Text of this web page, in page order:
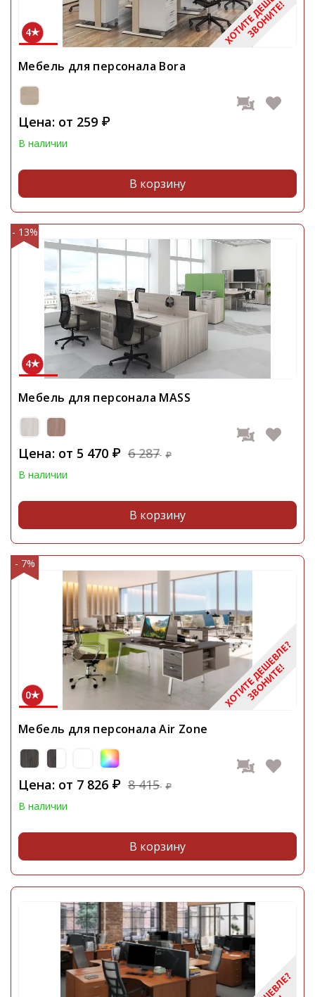
4
Мебель для персонала Bora
Цена: от 259 ₽
В наличии
В корзину
- 13%
4
Мебель для персонала MASS
Цена: от 5 470 ₽ 6 287 ₽
В наличии
В корзину
- 7%
0
Мебель для персонала Air Zone
Цена: от 7 826 ₽ 8 415 ₽
В наличии
В корзину